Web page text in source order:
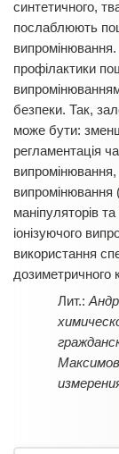
синтетичного,
послаблюють
профілактики
безпеки. Так,
може бути:
регламентація
випромінювання,
випромінювання
маніпуляторів
іонізуючого
використання
дозиметричного